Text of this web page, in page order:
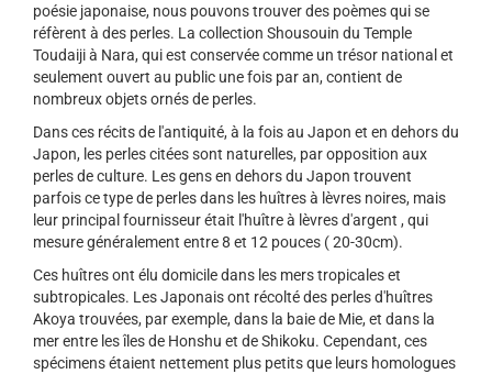
poésie japonaise, nous pouvons trouver des poèmes qui se
réfèrent à des perles. La collection Shousouin du Temple
Toudaiji à Nara, qui est conservée comme un trésor national et
seulement ouvert au public une fois par an, contient de
nombreux objets ornés de perles.
Dans ces récits de l'antiquité, à la fois au Japon et en dehors du
Japon, les perles citées sont naturelles, par opposition aux
perles de culture. Les gens en dehors du Japon trouvent
parfois ce type de perles dans les huîtres à lèvres noires, mais
leur principal fournisseur était l'huître à lèvres d'argent , qui
mesure généralement entre 8 et 12 pouces ( 20-30cm).
Ces huîtres ont élu domicile dans les mers tropicales et
subtropicales. Les Japonais ont récolté des perles d'huîtres
Akoya trouvées, par exemple, dans la baie de Mie, et dans la
mer entre les îles de Honshu et de Shikoku. Cependant, ces
spécimens étaient nettement plus petits que leurs homologues